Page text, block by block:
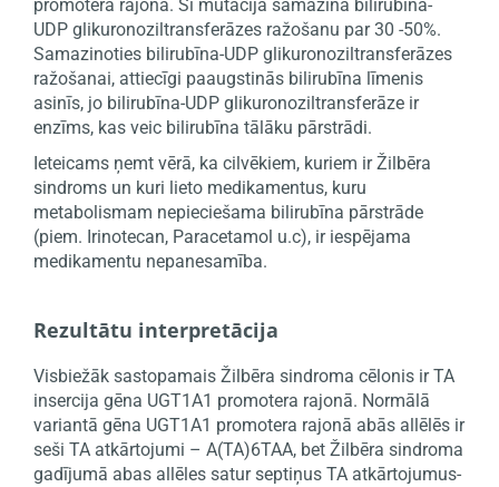
promotera rajonā. Šī mutācija samazina bilirubīna-
UDP glikuronoziltransferāzes ražošanu par 30 -50%.
Samazinoties bilirubīna-UDP glikuronoziltransferāzes
ražošanai, attiecīgi paaugstinās bilirubīna līmenis
asinīs, jo bilirubīna-UDP glikuronoziltransferāze ir
enzīms, kas veic bilirubīna tālāku pārstrādi.
Ieteicams ņemt vērā, ka cilvēkiem, kuriem ir Žilbēra
sindroms un kuri lieto medikamentus, kuru
metabolismam nepieciešama bilirubīna pārstrāde
(piem. Irinotecan, Paracetamol u.c), ir iespējama
medikamentu nepanesamība.
Rezultātu interpretācija
Visbiežāk sastopamais Žilbēra sindroma cēlonis ir TA
insercija gēna UGT1A1 promotera rajonā. Normālā
variantā gēna UGT1A1 promotera rajonā abās allēlēs ir
seši TA atkārtojumi – A(TA)6TAA, bet Žilbēra sindroma
gadījumā abas allēles satur septiņus TA atkārtojumus-